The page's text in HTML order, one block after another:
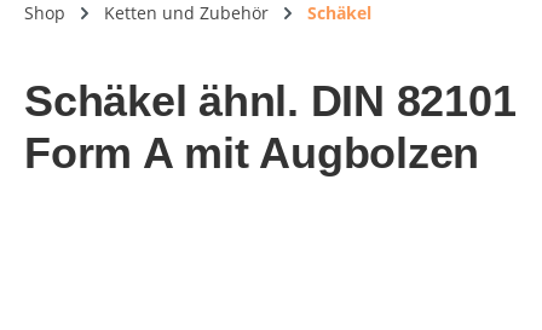
Shop Ketten und Zubehör Schäkel
Schäkel ähnl. DIN 82101
Form A mit Augbolzen